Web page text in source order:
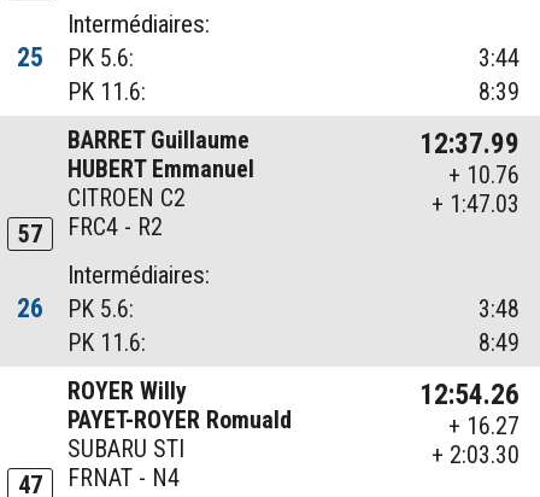
25
Intermédiaires:
PK 5.6:
3:44
PK 11.6:
8:39
57
BARRET Guillaume
HUBERT Emmanuel
CITROEN C2
FRC4 - R2
12:37.99
+ 10.76
+ 1:47.03
26
Intermédiaires:
PK 5.6:
3:48
PK 11.6:
8:49
47
ROYER Willy
PAYET-ROYER Romuald
SUBARU STI
FRNAT - N4
12:54.26
+ 16.27
+ 2:03.30